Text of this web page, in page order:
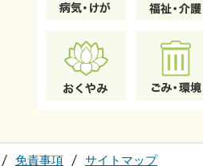
免責事項 サイトマップ